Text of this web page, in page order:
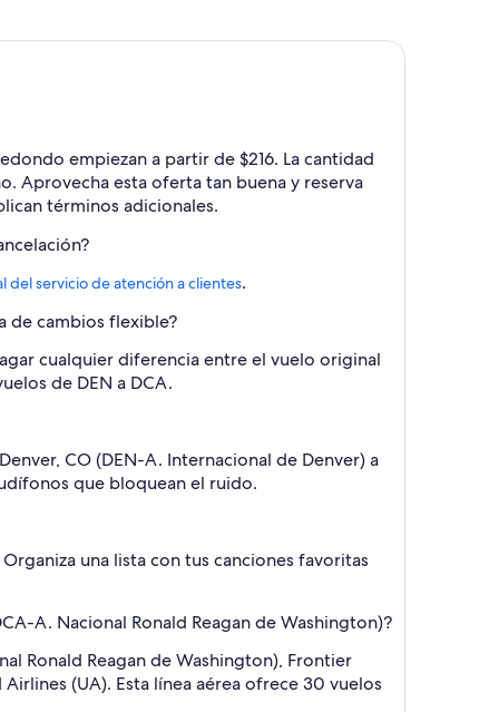
empiezan a partir de $216. La cantidad
Aprovecha esta oferta tan buena y reserva
términos adicionales.
del servicio de atención a clientes.
de cambios flexible?
cualquier diferencia entre el vuelo original
de DEN a DCA.
CO (DEN-A. Internacional de Denver) a
que bloquean el ruido.
una lista con tus canciones favoritas
A. Nacional Ronald Reagan de Washington)?
Ronald Reagan de Washington), Frontier
(UA). Esta línea aérea ofrece 30 vuelos